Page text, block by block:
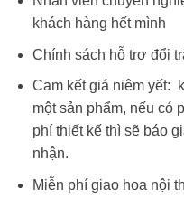
khách hàng hết mình
Chính sách hỗ trợ đổi
Cam kết giá niêm yết:
một sản phẩm, nếu có
phí thiết kế thì sẽ báo
nhận.
Miễn phí giao hoa nội